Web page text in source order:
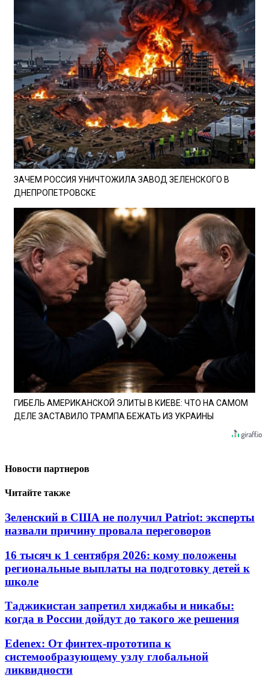
ЗАЧЕМ РОССИЯ УНИЧТОЖИЛА ЗАВОД ЗЕЛЕНСКОГО В
ДНЕПРОПЕТРОВСКЕ
ГИБЕЛЬ АМЕРИКАНСКОЙ ЭЛИТЫ В КИЕВЕ: ЧТО НА САМОМ
ДЕЛЕ ЗАСТАВИЛО ТРАМПА БЕЖАТЬ ИЗ УКРАИНЫ
Новости партнеров
Читайте также
Зеленский в США не получил Patriot: эксперты
назвали причину провала переговоров
16 тысяч к 1 сентября 2026: кому положены
региональные выплаты на подготовку детей к
школе
Таджикистан запретил хиджабы и никабы:
когда в России дойдут до такого же решения
Edenex: От финтех-прототипа к
системообразующему узлу глобальной
ликвидности